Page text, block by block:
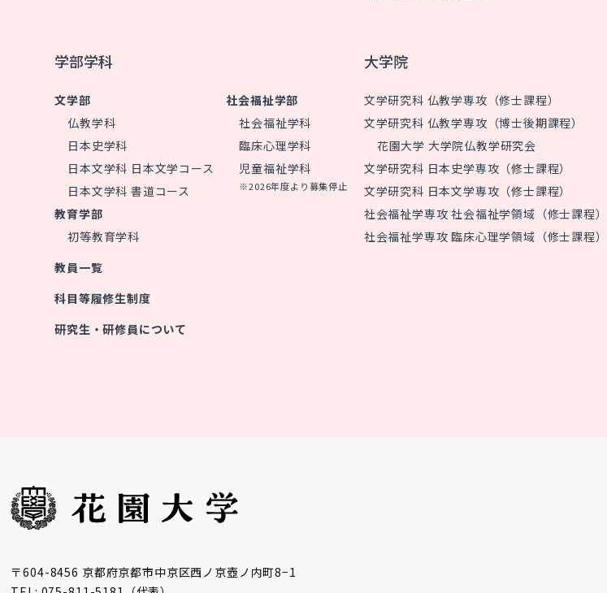
学部学科
文学部
仏教学科
日本史学科
日本文学科 日本文学コース
日本文学科 書道コース
社会福祉学部
社会福祉学科
臨床心理学科
児童福祉学科
※2026年度より募集停止
教育学部
初等教育学科
教員一覧
科目等履修生制度
研究生・研修員について
大学院
文学研究科 仏教学専攻（修士課程）
文学研究科 仏教学専攻（博士後期課程）
花園大学 大学院仏教学研究会
文学研究科 日本史学専攻（修士課程）
文学研究科 日本文学専攻（修士課程）
社会福祉学専攻 社会福祉学領域（修士課程）
社会福祉学専攻 臨床心理学領域（修士課程）
〒604-8456 京都府京都市中京区西ノ京壺ノ内町8−1